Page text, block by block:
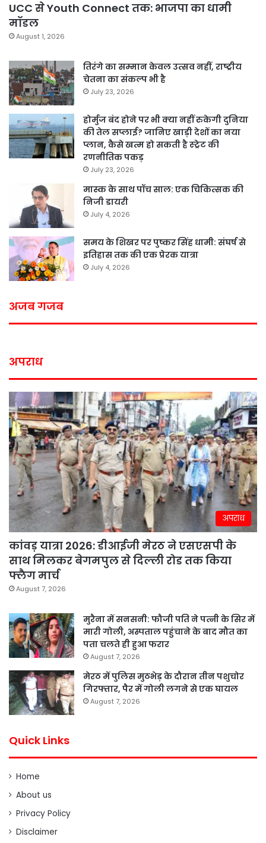
UCC से Youth Connect तक: भाजपा का धामी
मॉडल
August 1, 2026
तिरंगे का सम्मान केवल उत्सव नहीं, राष्ट्रीय
चेतना का संकल्प भी है
July 23, 2026
होर्मुज बंद होने पर भी क्या नहीं रुकेगी दुनिया
की तेल सप्लाई? जानिए खाड़ी देशों का नया
प्लान, कैसे खत्म हो सकती है स्ट्रेट की
रणनीतिक पकड़
July 23, 2026
मास्क के साथ पॉच साल: एक चिकित्सक की
निजी डायरी
July 4, 2026
समय के शिखर पर पुष्कर सिंह धामी: संघर्ष से
इतिहास तक की एक प्रेरक यात्रा
July 4, 2026
अजब गजब
अपराध
अपराध
कांवड़ यात्रा 2026: डीआईजी मेरठ ने एसएसपी के
साथ मिलकर बेगमपुल से दिल्ली रोड तक किया
फ्लैग मार्च
August 7, 2026
मुरैना में सनसनी: फौजी पति ने पत्नी के सिर में
मारी गोली, अस्पताल पहुंचाने के बाद मौत का
पता चलते ही हुआ फरार
August 7, 2026
मेरठ में पुलिस मुठभेड़ के दौरान तीन पशुचोर
गिरफ्तार, पैर में गोली लगने से एक घायल
August 7, 2026
Quick Links
Home
About us
Privacy Policy
Disclaimer